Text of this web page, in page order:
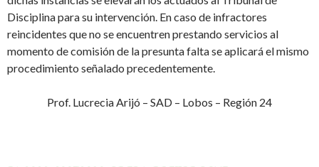
Disciplina para su intervención. En caso de infractores
reincidentes que no se encuentren prestando servicios al
momento de comisión de la presunta falta se aplicará el mismo
procedimiento señalado precedentemente.
Prof. Lucrecia Arijó – SAD – Lobos – Región 24